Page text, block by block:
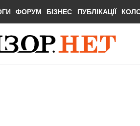
ФОРУМ БІЗНЕС ПУБЛІКАЦІЇ